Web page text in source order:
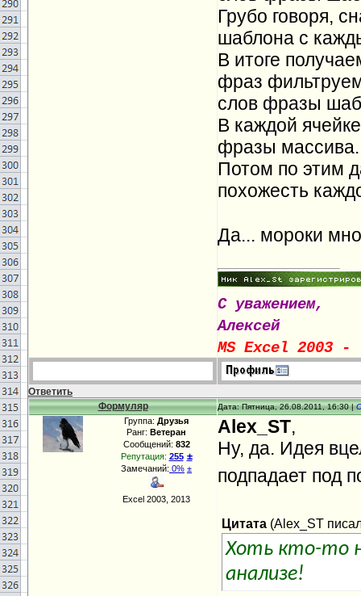
Грубо говоря,
шаблона с
В итоге
фраз
слов фразы
В каждой
фразы массива.
Потом по этим
похожесть
Да... мороки
С уважением,
Алексей
MS Excel 2003
Ответить
Формуляр
Дата: Пятница, 26.08.2011, 16:30 |
Группа: Друзья
Ранг: Ветеран
Сообщений: 832
Репутация: 255 ±
Замечаний: 0% ±
Excel 2003, 2013
Alex_ST,
Ну, да. Идея
подпадает под
Цитата (Alex_ST
Хоть кто-то
анализе!